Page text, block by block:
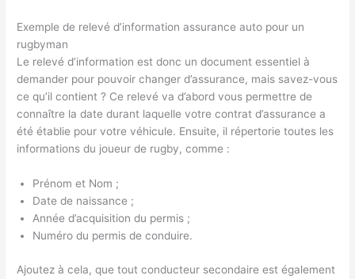
Exemple de relevé d’information assurance auto pour un
rugbyman
Le relevé d’information est donc un document essentiel à
demander pour pouvoir changer d’assurance, mais savez-vous
ce qu’il contient ? Ce relevé va d’abord vous permettre de
connaître la date durant laquelle votre contrat d’assurance a
été établie pour votre véhicule. Ensuite, il répertorie toutes les
informations du joueur de rugby, comme :
Prénom et Nom ;
Date de naissance ;
Année d’acquisition du permis ;
Numéro du permis de conduire.
Ajoutez à cela, que tout conducteur secondaire est également